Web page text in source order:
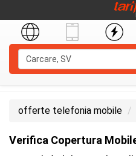
offerte telefonia mobile
Verifica Copertura